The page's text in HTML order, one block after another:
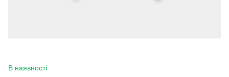
В наявності